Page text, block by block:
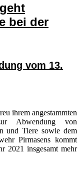
bei der
vom 13.
ihrem angestammten
Abwendung von
und Tiere sowie dem
Pirmasens kommt
2021 insgesamt mehr